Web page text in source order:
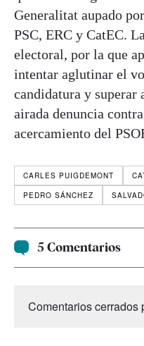
Generalitat aupado
PSC, ERC y CatEC.
electoral, por la que
intentar aglutinar el
candidatura y superar
airada denuncia
acercamiento del
CARLES PUIGDEMONT
PEDRO SÁNCHEZ
5 Comentarios
Comentarios cerrados